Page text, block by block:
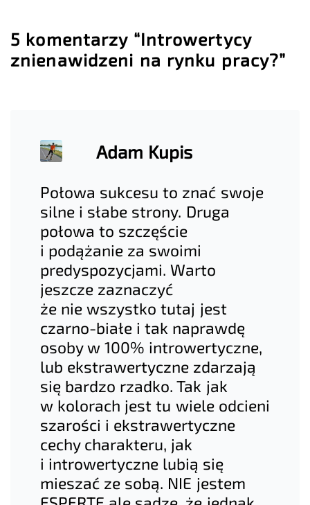
5 komentarzy “Introwertycy
znienawidzeni na rynku pracy?”
Adam Kupis
Połowa sukcesu to znać swoje
silne i słabe strony. Druga
połowa to szczęście
i podążanie za swoimi
predyspozycjami. Warto
jeszcze zaznaczyć
że nie wszystko tutaj jest
czarno-białe i tak naprawdę
osoby w 100% introwertyczne,
lub ekstrawertyczne zdarzają
się bardzo rzadko. Tak jak
w kolorach jest tu wiele odcieni
szarości i ekstrawertyczne
cechy charakteru, jak
i introwertyczne lubią się
mieszać ze sobą. NIE jestem